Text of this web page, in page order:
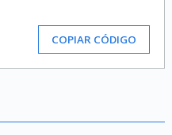
COPIAR CÓDIGO